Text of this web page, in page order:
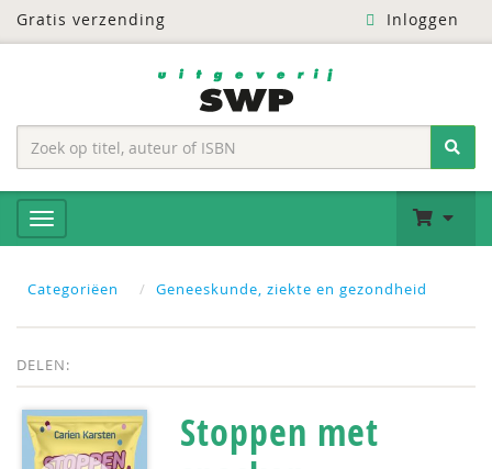
Gratis verzending Inloggen
Categoriëen Geneeskunde, ziekte en gezondheid
DELEN:
Stoppen met